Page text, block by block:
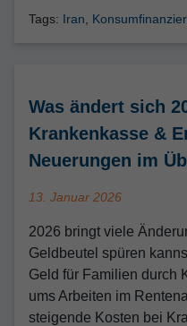
Tags: Iran
Was ändert sich
Krankenkasse &
Neuerungen im
Veröffentlicht
13. Januar 2026
2026 bringt viele
Geldbeutel spüren
Geld für Familien durch
ums Arbeiten im
steigende Kosten bei